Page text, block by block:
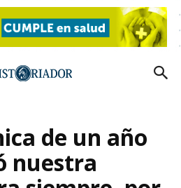
de un año
nuestra